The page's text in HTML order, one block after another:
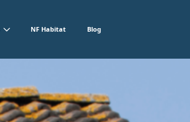
NF Habitat Blog